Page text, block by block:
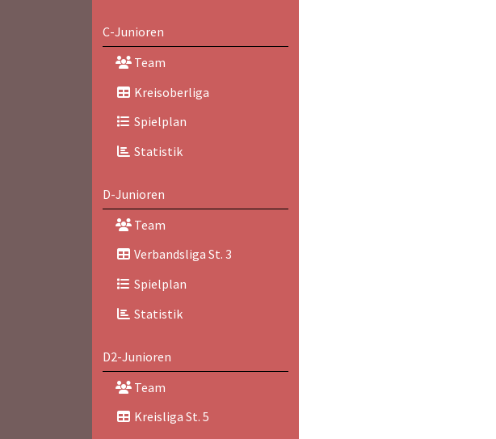
C-Junioren
Team
Kreisoberliga
Spielplan
Statistik
D-Junioren
Team
Verbandsliga St. 3
Spielplan
Statistik
D2-Junioren
Team
Kreisliga St. 5